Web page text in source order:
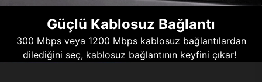
Güçlü Kablosuz Bağlantı
300 Mbps veya 1200 Mbps kablosuz bağlantılardan
dilediğini seç, kablosuz bağlantının keyfini çıkar!